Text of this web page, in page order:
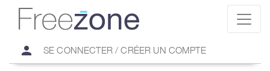
person SE CONNECTER / CRÉER UN COMPTE